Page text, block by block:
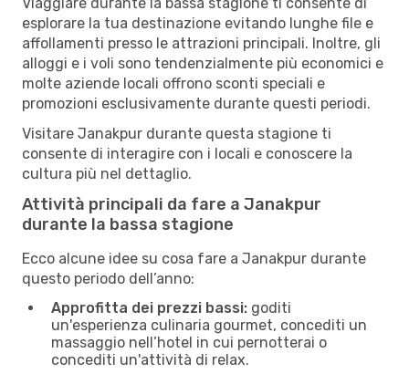
esplorare la tua destinazione evitando lunghe file e
affollamenti presso le attrazioni principali. Inoltre, gli
alloggi e i voli sono tendenzialmente più economici e
molte aziende locali offrono sconti speciali e
promozioni esclusivamente durante questi periodi.
Visitare Janakpur durante questa stagione ti
consente di interagire con i locali e conoscere la
cultura più nel dettaglio.
Attività principali da fare a Janakpur
durante la bassa stagione
Ecco alcune idee su cosa fare a Janakpur durante
questo periodo dell’anno:
Approfitta dei prezzi bassi: goditi
un'esperienza culinaria gourmet, concediti un
massaggio nell’hotel in cui pernotterai o
concediti un'attività di relax.